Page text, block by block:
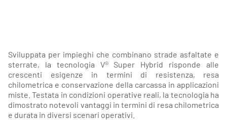
Sviluppata per impieghi che combinano strade asfaltate e
sterrate, la tecnologia V® Super Hybrid risponde alle
crescenti esigenze in termini di resistenza, resa
chilometrica e conservazione della carcassa in applicazioni
miste. Testata in condizioni operative reali, la tecnologia ha
dimostrato notevoli vantaggi in termini di resa chilometrica
e durata in diversi scenari operativi.